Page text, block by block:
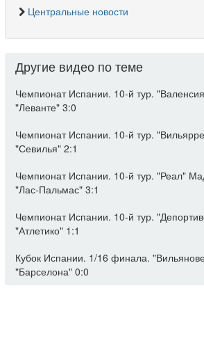
Центральные новости
Другие видео по теме
Чемпионат Испании. 10-й тур.
"Леванте" 3:0
Чемпионат Испании. 10-й тур.
"Севилья" 2:1
Чемпионат Испании. 10-й тур. "Реал"
"Лас-Пальмас" 3:1
Чемпионат Испании. 10-й тур.
"Атлетико" 1:1
Кубок Испании. 1/16 финала.
"Барселона" 0:0